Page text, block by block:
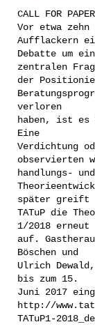
CALL FOR
Vor etwa
Aufflackern
Debatte um
zentralen
der
verloren
haben, ist es
Eine
Verdichtung
observierten
handlungs-
später greift
TATuP die
1/2018 erneut
auf.
Böschen und
Ulrich
bis zum 15.
Juni 2017
http://
TATuP1-